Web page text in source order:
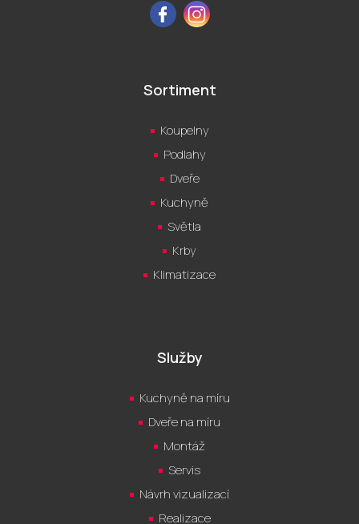
FacebookInstagram
Sortiment
Koupelny
Podlahy
Dveře
Kuchyně
Světla
Krby
Klimatizace
Služby
Kuchyně na míru
Dveře na míru
Montáž
Servis
Návrh vizualizací
Realizace